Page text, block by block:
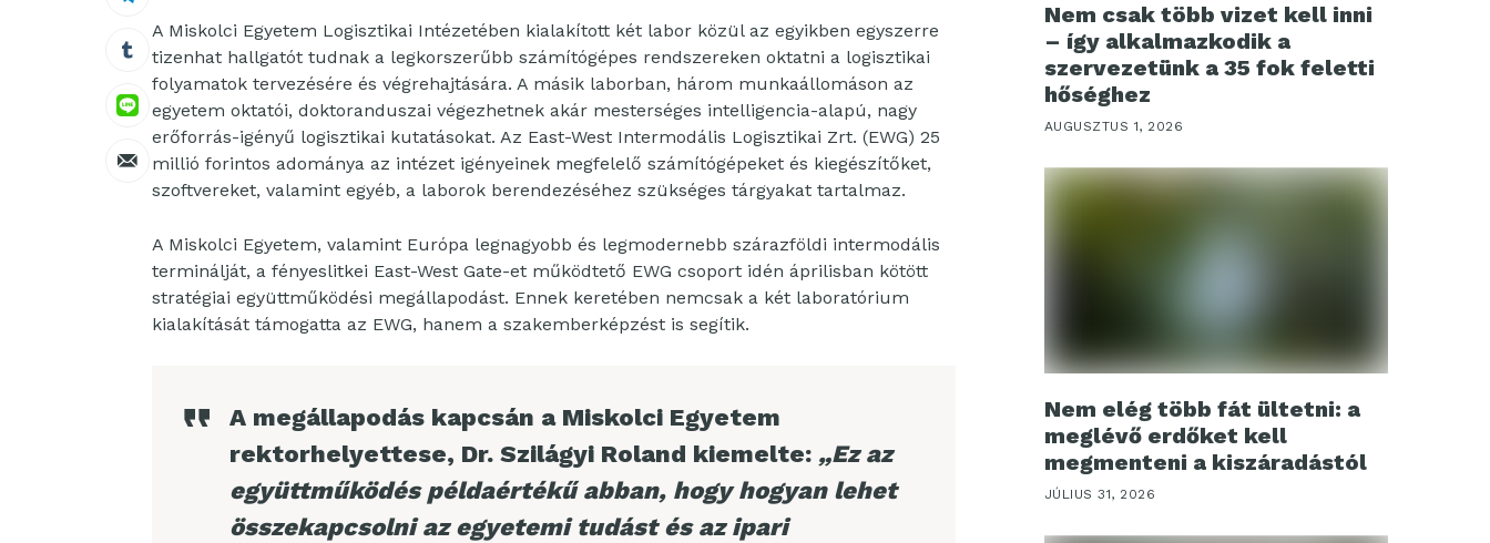
A Miskolci Egyetem Logisztikai Intézetében kialakított két labor közül az egyikben egyszerre
tizenhat hallgatót tudnak a legkorszerűbb számítógépes rendszereken oktatni a logisztikai
folyamatok tervezésére és végrehajtására. A másik laborban, három munkaállomáson az
egyetem oktatói, doktoranduszai végezhetnek akár mesterséges intelligencia-alapú, nagy
erőforrás-igényű logisztikai kutatásokat. Az East-West Intermodális Logisztikai Zrt. (EWG) 25
millió forintos adománya az intézet igényeinek megfelelő számítógépeket és kiegészítőket,
szoftvereket, valamint egyéb, a laborok berendezéséhez szükséges tárgyakat tartalmaz.
A Miskolci Egyetem, valamint Európa legnagyobb és legmodernebb szárazföldi intermodális
terminálját, a fényeslitkei East-West Gate-et működtető EWG csoport idén áprilisban kötött
stratégiai együttműködési megállapodást. Ennek keretében nemcsak a két laboratórium
kialakítását támogatta az EWG, hanem a szakemberképzést is segítik.
A megállapodás kapcsán a Miskolci Egyetem
rektorhelyettese, Dr. Szilágyi Roland kiemelte: „Ez az
együttműködés példaértékű abban, hogy hogyan lehet
összekapcsolni az egyetemi tudást és az ipari
Nem csak több vizet kell inni
– így alkalmazkodik a
szervezetünk a 35 fok feletti
hőséghez
AUGUSZTUS 1, 2026
Nem elég több fát ültetni: a
meglévő erdőket kell
megmenteni a kiszáradástól
JÚLIUS 31, 2026